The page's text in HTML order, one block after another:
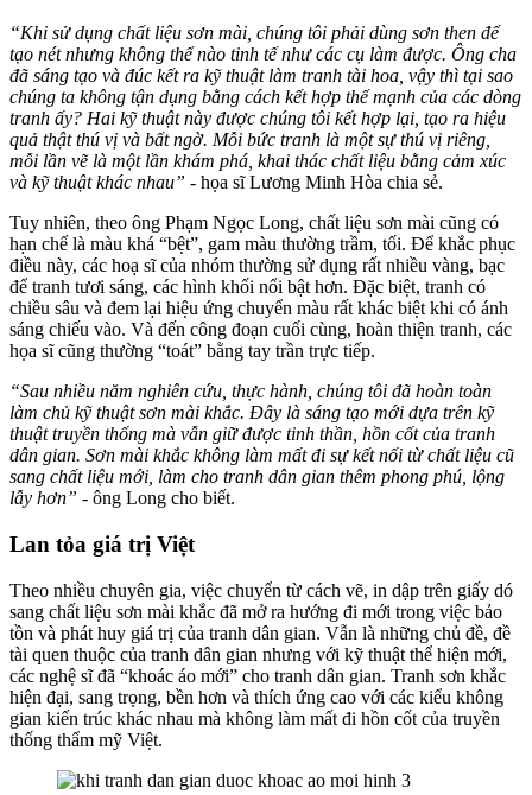
“Khi sử dụng chất liệu sơn mài, chúng tôi phải dùng sơn then để
tạo nét nhưng không thể nào tinh tế như các cụ làm được. Ông cha
đã sáng tạo và đúc kết ra kỹ thuật làm tranh tài hoa, vậy thì tại sao
chúng ta không tận dụng bằng cách kết hợp thế mạnh của các dòng
tranh ấy? Hai kỹ thuật này được chúng tôi kết hợp lại, tạo ra hiệu
quả thật thú vị và bất ngờ. Mỗi bức tranh là một sự thú vị riêng,
mỗi lần vẽ là một lần khám phá, khai thác chất liệu bằng cảm xúc
và kỹ thuật khác nhau” - họa sĩ Lương Minh Hòa chia sẻ.
Tuy nhiên, theo ông Phạm Ngọc Long, chất liệu sơn mài cũng có
hạn chế là màu khá “bệt”, gam màu thường trầm, tối. Để khắc phục
điều này, các hoạ sĩ của nhóm thường sử dụng rất nhiều vàng, bạc
để tranh tươi sáng, các hình khối nổi bật hơn. Đặc biệt, tranh có
chiều sâu và đem lại hiệu ứng chuyển màu rất khác biệt khi có ánh
sáng chiếu vào. Và đến công đoạn cuối cùng, hoàn thiện tranh, các
họa sĩ cũng thường “toát” bằng tay trần trực tiếp.
“Sau nhiều năm nghiên cứu, thực hành, chúng tôi đã hoàn toàn
làm chủ kỹ thuật sơn mài khắc. Đây là sáng tạo mới dựa trên kỹ
thuật truyền thống mà vẫn giữ được tinh thần, hồn cốt của tranh
dân gian. Sơn mài khắc không làm mất đi sự kết nối từ chất liệu cũ
sang chất liệu mới, làm cho tranh dân gian thêm phong phú, lộng
lẫy hơn” - ông Long cho biết.
Lan tỏa giá trị Việt
Theo nhiều chuyên gia, việc chuyển từ cách vẽ, in dập trên giấy dó
sang chất liệu sơn mài khắc đã mở ra hướng đi mới trong việc bảo
tồn và phát huy giá trị của tranh dân gian. Vẫn là những chủ đề, đề
tài quen thuộc của tranh dân gian nhưng với kỹ thuật thể hiện mới,
các nghệ sĩ đã “khoác áo mới” cho tranh dân gian. Tranh sơn khắc
hiện đại, sang trọng, bền hơn và thích ứng cao với các kiểu không
gian kiến trúc khác nhau mà không làm mất đi hồn cốt của truyền
thống thẩm mỹ Việt.